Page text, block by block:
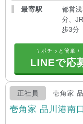
最寄駅
都営
分、
歩3分
\ ポチッと簡単 /
LINEで応
正社員 壱角家
壱角家 品川港南